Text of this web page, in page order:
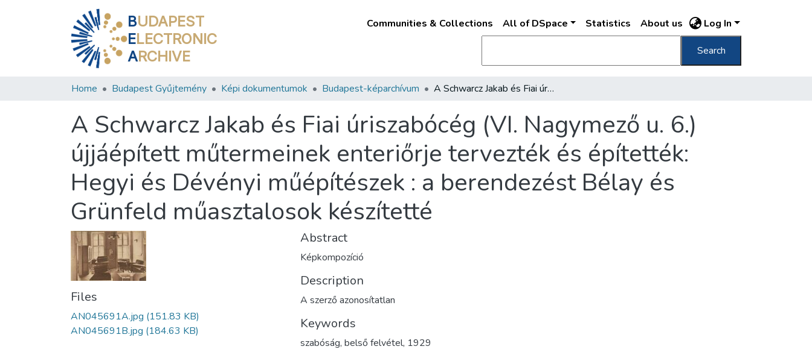
BUDAPEST
ELECTRONIC
ARCHIVE
Communities & Collections All of DSpace Statistics About us Log In
Search
Home Budapest Gyűjtemény Képi dokumentumok Budapest-képarchívum A Schwarcz Jakab és Fiai úriszabócég (VI. Nagymező u. 6.) újjáépített műtermeinek enteriőrje tervezték és építették: Hegyi és Dévényi műépítészek : a berendezést Bélay és Grünfeld műasztalosok készítetté
A Schwarcz Jakab és Fiai úriszabócég (VI. Nagymező u. 6.)
újjáépített műtermeinek enteriőrje tervezték és építették:
Hegyi és Dévényi műépítészek : a berendezést Bélay és
Grünfeld műasztalosok készítetté
Files
AN045691A.jpg (151.83 KB)
AN045691B.jpg (184.63 KB)
Abstract
Képkompozíció
Description
A szerző azonosítatlan
Keywords
szabóság, belső felvétel, 1929